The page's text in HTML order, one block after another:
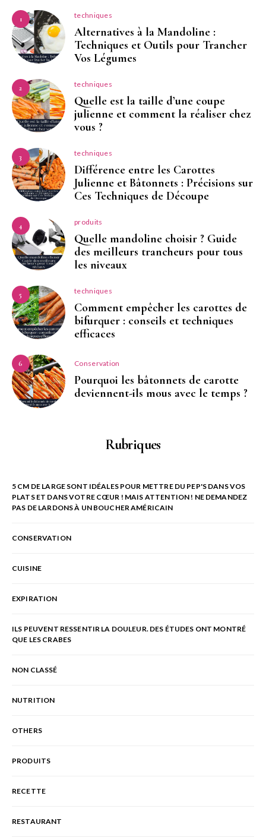
1 techniques
Alternatives à la Mandoline :
Techniques et Outils pour Trancher
Vos Légumes
2 techniques
Quelle est la taille d’une coupe
julienne et comment la réaliser chez
vous ?
3 techniques
Différence entre les Carottes
Julienne et Bâtonnets : Précisions sur
Ces Techniques de Découpe
4 produits
Quelle mandoline choisir ? Guide
des meilleurs trancheurs pour tous
les niveaux
5 techniques
Comment empêcher les carottes de
bifurquer : conseils et techniques
efficaces
6 Conservation
Pourquoi les bâtonnets de carotte
deviennent-ils mous avec le temps ?
Rubriques
5 CM DE LARGE SONT IDÉALES POUR METTRE DU PEP'S DANS VOS
PLATS ET DANS VOTRE CŒUR ! MAIS ATTENTION ! NE DEMANDEZ
PAS DE LARDONS À UN BOUCHER AMÉRICAIN
CONSERVATION
CUISINE
EXPIRATION
ILS PEUVENT RESSENTIR LA DOULEUR. DES ÉTUDES ONT MONTRÉ
QUE LES CRABES
NON CLASSÉ
NUTRITION
OTHERS
PRODUITS
RECETTE
RESTAURANT